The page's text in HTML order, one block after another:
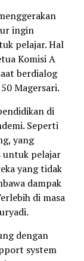
ingin
pelajar. Hal
Komisi A
berdialog
Magersari.
di
Seperti
yang
untuk pelajar
yang tidak
dampak
di masa
dengan
system